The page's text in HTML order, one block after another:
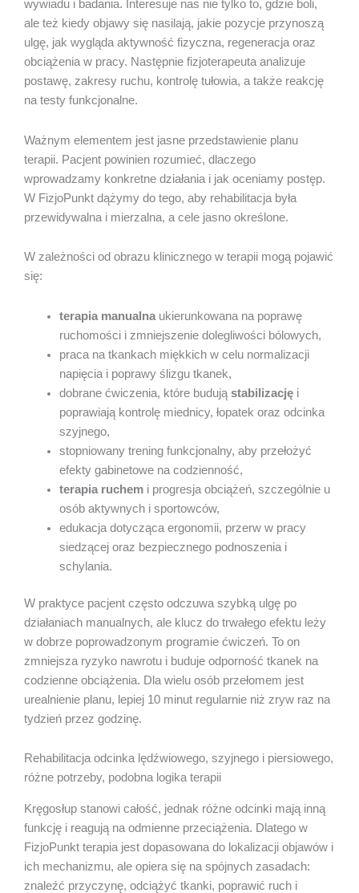
wywiadu i badania. Interesuje nas nie tylko to, gdzie boli,
ale też kiedy objawy się nasilają, jakie pozycje przynoszą
ulgę, jak wygląda aktywność fizyczna, regeneracja oraz
obciążenia w pracy. Następnie fizjoterapeuta analizuje
postawę, zakresy ruchu, kontrolę tułowia, a także reakcję
na testy funkcjonalne.
Ważnym elementem jest jasne przedstawienie planu
terapii. Pacjent powinien rozumieć, dlaczego
wprowadzamy konkretne działania i jak oceniamy postęp.
W FizjoPunkt dążymy do tego, aby rehabilitacja była
przewidywalna i mierzalna, a cele jasno określone.
W zależności od obrazu klinicznego w terapii mogą pojawić
się:
terapia manualnaukierunkowana na poprawę
ruchomości i zmniejszenie dolegliwości bólowych,
praca na tkankach miękkich w celu normalizacji
napięcia i poprawy ślizgu tkanek,
dobrane ćwiczenia, które budują stabilizacjęi
poprawiają kontrolę miednicy, łopatek oraz odcinka
szyjnego,
stopniowany trening funkcjonalny, aby przełożyć
efekty gabinetowe na codzienność,
terapia ruchemi progresja obciążeń, szczególnie u
osób aktywnych i sportowców,
edukacja dotycząca ergonomii, przerw w pracy
siedzącej oraz bezpiecznego podnoszenia i
schylania.
W praktyce pacjent często odczuwa szybką ulgę po
działaniach manualnych, ale klucz do trwałego efektu leży
w dobrze poprowadzonym programie ćwiczeń. To on
zmniejsza ryzyko nawrotu i buduje odporność tkanek na
codzienne obciążenia. Dla wielu osób przełomem jest
urealnienie planu, lepiej 10 minut regularnie niż zryw raz na
tydzień przez godzinę.
Rehabilitacja odcinka lędźwiowego, szyjnego i piersiowego,
różne potrzeby, podobna logika terapii
Kręgosłup stanowi całość, jednak różne odcinki mają inną
funkcję i reagują na odmienne przeciążenia. Dlatego w
FizjoPunkt terapia jest dopasowana do lokalizacji objawów i
ich mechanizmu, ale opiera się na spójnych zasadach:
znaleźć przyczynę, odciążyć tkanki, poprawić ruch i